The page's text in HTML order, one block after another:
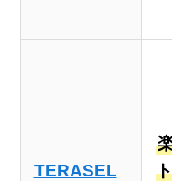
TERASEL
ト